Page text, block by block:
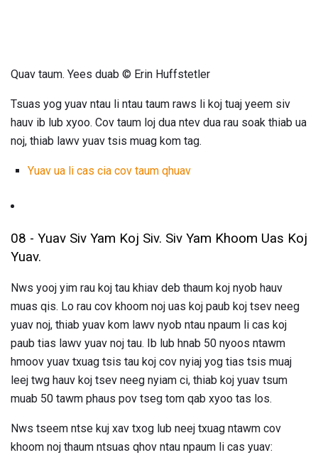
Quav taum. Yees duab © Erin Huffstetler
Tsuas yog yuav ntau li ntau taum raws li koj tuaj yeem siv
hauv ib lub xyoo. Cov taum loj dua ntev dua rau soak thiab ua
noj, thiab lawv yuav tsis muag kom tag.
Yuav ua li cas cia cov taum qhuav
08 - Yuav Siv Yam Koj Siv. Siv Yam Khoom Uas Koj
Yuav.
Nws yooj yim rau koj tau khiav deb thaum koj nyob hauv
muas qis. Lo rau cov khoom noj uas koj paub koj tsev neeg
yuav noj, thiab yuav kom lawv nyob ntau npaum li cas koj
paub tias lawv yuav noj tau. Ib lub hnab 50 nyoos ntawm
hmoov yuav txuag tsis tau koj cov nyiaj yog tias tsis muaj
leej twg hauv koj tsev neeg nyiam ci, thiab koj yuav tsum
muab 50 tawm phaus pov tseg tom qab xyoo tas los.
Nws tseem ntse kuj xav txog lub neej txuag ntawm cov
khoom noj thaum ntsuas qhov ntau npaum li cas yuav: